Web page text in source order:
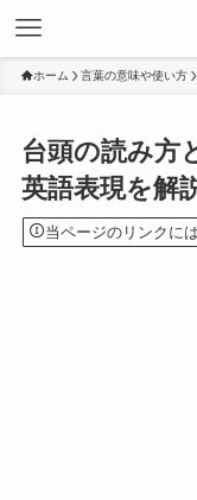
ホーム 言葉の意味や使い方
台頭の読み方
英語表現を解
当ページのリンクに